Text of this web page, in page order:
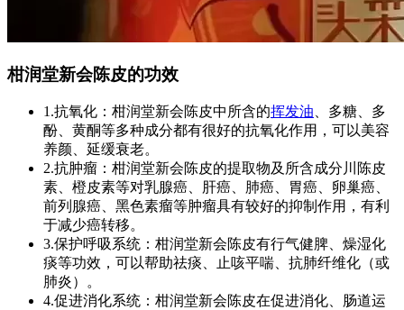
柑润堂新会陈皮的功效
1.抗氧化：柑润堂新会陈皮中所含的挥发油 、多糖、多
酚、黄酮等多种成分都有很好的抗氧化作用，可以美容
养颜、延缓衰老。
2.抗肿瘤：柑润堂新会陈皮的提取物及所含成分川陈皮
素、橙皮素等对乳腺癌、肝癌、肺癌、胃癌、卵巢癌、
前列腺癌、黑色素瘤等肿瘤具有较好的抑制作用，有利
于减少癌转移。
3.保护呼吸系统：柑润堂新会陈皮有行气健脾、燥湿化
痰等功效，可以帮助祛痰、止咳平喘、抗肺纤维化（或
肺炎）。
4.促进消化系统：柑润堂新会陈皮在促进消化、肠道运